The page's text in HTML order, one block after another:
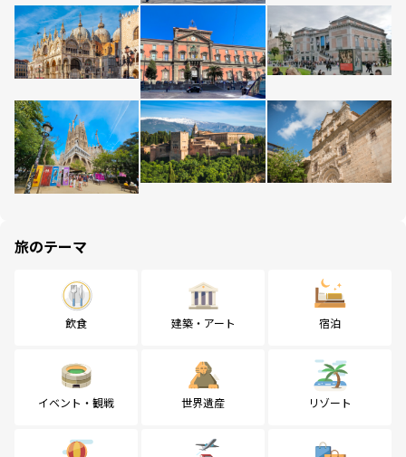
旅のテーマ
飲食 建築・アート 宿泊
イベント・観戦 世界遺産 リゾート